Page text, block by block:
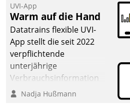
Quartier. Dazwischen
zeigte Datatrain, was es
Neues zu bieten hat.
UVI-App
Warm auf die Hand
Datatrains flexible UVI-
App stellt die seit 2022
verpflichtende
unterjährige
Verbrauchsinformation
schnell, zuverlässig und
Nadja Hußmann